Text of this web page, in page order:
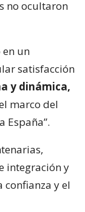
no ocultaron
en un
satisfacción
y dinámica,
marco del
España”.
integración y
confianza y el